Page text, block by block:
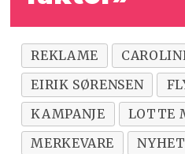
REKLAME
EIRIK SØRENSEN
KAMPANJE
LOTTE
MERKEVARE